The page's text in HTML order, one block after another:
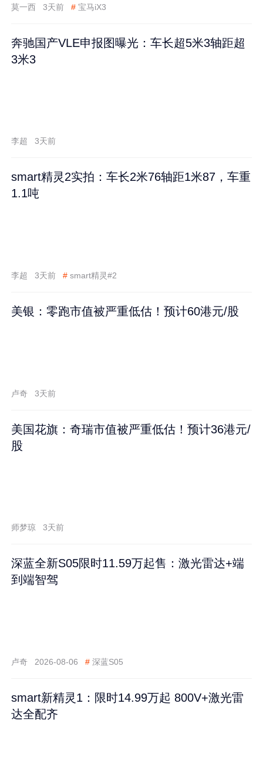
莫一西 3天前 # 宝马iX3
奔驰国产VLE申报图曝光：车长超5米3轴距超
3米3
李超 3天前
smart精灵2实拍：车长2米76轴距1米87，车重
1.1吨
李超 3天前 # smart精灵#2
美银：零跑市值被严重低估！预计60港元/股
卢奇 3天前
美国花旗：奇瑞市值被严重低估！预计36港元/
股
师梦琼 3天前
深蓝全新S05限时11.59万起售：激光雷达+端
到端智驾
卢奇 2026-08-06 # 深蓝S05
smart新精灵1：限时14.99万起 800V+激光雷
达全配齐